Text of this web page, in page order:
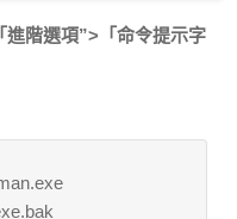
進階選項”>「命令提示字